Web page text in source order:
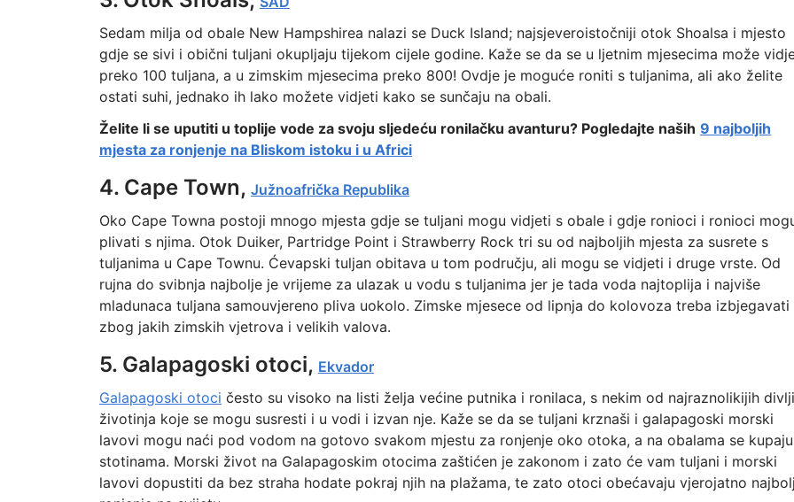
Sedam milja od obale New Hampshirea nalazi se Duck Island; najsjeveroistočniji otok Shoalsa i mjesto
gdje se sivi i obični tuljani okupljaju tijekom cijele godine. Kaže se da se u ljetnim mjesecima može
preko 100 tuljana, a u zimskim mjesecima preko 800! Ovdje je moguće roniti s tuljanima, ali ako želite
ostati suhi, jednako ih lako možete vidjeti kako se sunčaju na obali.
Želite li se uputiti u toplije vode za svoju sljedeću ronilačku avanturu? Pogledajte naših 9 najboljih
mjesta za ronjenje na Bliskom istoku i u Africi
4. Cape Town, Južnoafrička Republika
Oko Cape Towna postoji mnogo mjesta gdje se tuljani mogu vidjeti s obale i gdje ronioci i ronioci
plivati s njima. Otok Duiker, Partridge Point i Strawberry Rock tri su od najboljih mjesta za susrete s
tuljanima u Cape Townu. Ćevapski tuljan obitava u tom području, ali mogu se vidjeti i druge vrste. Od
rujna do svibnja najbolje je vrijeme za ulazak u vodu s tuljanima jer je tada voda najtoplija i najviše
mladunaca tuljana samouvjereno pliva uokolo. Zimske mjesece od lipnja do kolovoza treba izbjegavati
zbog jakih zimskih vjetrova i velikih valova.
5. Galapagoski otoci, Ekvador
Galapagoski otoci često su visoko na listi želja većine putnika i ronilaca, s nekim od najraznolikijih
životinja koje se mogu susresti i u vodi i izvan nje. Kaže se da se tuljani krznaši i galapagoski morski
lavovi mogu naći pod vodom na gotovo svakom mjestu za ronjenje oko otoka, a na obalama se
stotinama. Morski život na Galapagoskim otocima zaštićen je zakonom i zato će vam tuljani i morski
lavovi dopustiti da bez straha hodate pokraj njih na plažama, te zato otoci obećavaju vjerojatno